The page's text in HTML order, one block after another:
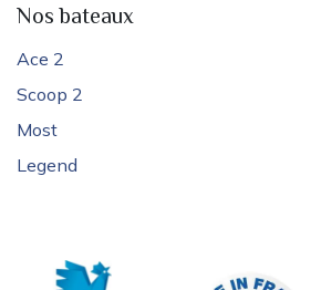
Nos bateaux
Ace 2
Scoop 2
Most
Legend